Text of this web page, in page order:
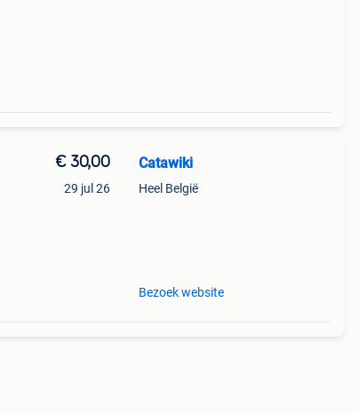
€ 30,00
29 jul 26
Catawiki
Heel België
Bezoek website